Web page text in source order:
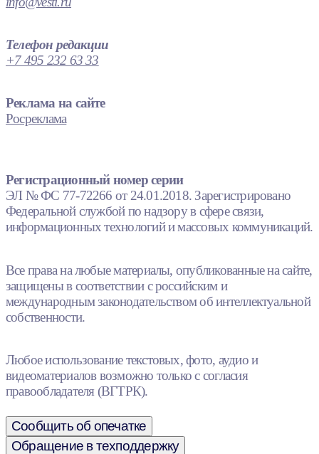
Телефон редакции
+7 495 232 63 33
Реклама на сайте
Росреклама
Регистрационный номер серии
ЭЛ № ФС 77-72266 от 24.01.2018. Зарегистрировано
Федеральной службой по надзору в сфере связи,
информационных технологий и массовых коммуникаций.
Все права на любые материалы, опубликованные на сайте,
защищены в соответствии с российским и
международным законодательством об интеллектуальной
собственности.
Любое использование текстовых, фото, аудио и
видеоматериалов возможно только с согласия
правообладателя (ВГТРК).
Сообщить об опечатке
Обращение в техподдержку